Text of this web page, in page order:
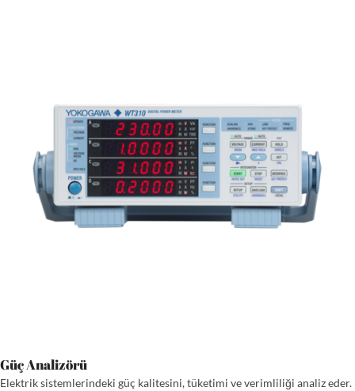
Güç Analizörü
Elektrik sistemlerindeki güç kalitesini, tüketimi ve verimliliği analiz eder.